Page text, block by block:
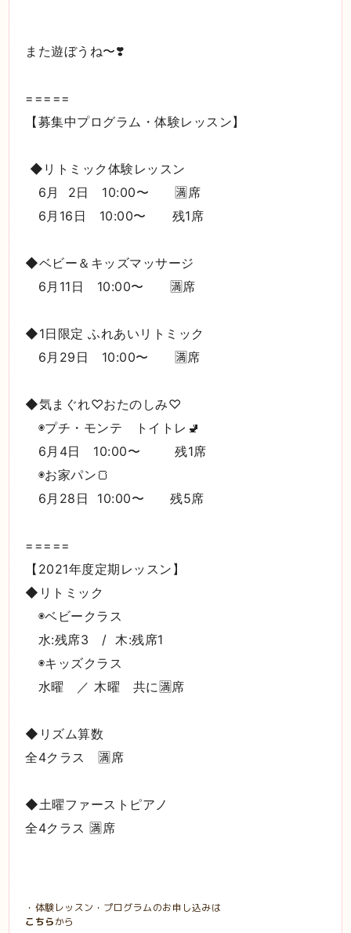
また遊ぼうね〜❣️
=====
【募集中プログラム・体験レッスン】
◆リトミック体験レッスン
6月 2日 10:00〜 🈵席
6月16日 10:00〜 残1席
◆ベビー＆キッズマッサージ
6月11日 10:00〜 🈵席
◆1日限定 ふれあいリトミック
6月29日 10:00〜 🈵席
◆気まぐれ♡おたのしみ♡
◉プチ・モンテ トイトレ🚽
6月4日 10:00〜 残1席
◉お家パン🍞
6月28日 10:00〜 残5席
=====
【2021年度定期レッスン】
◆リトミック
◉ベビークラス
水:残席3 / 木:残席1
◉キッズクラス
水曜 ／ 木曜 共に🈵席
◆リズム算数
全4クラス 🈵席
◆土曜ファーストピアノ
全4クラス 🈵席
・体験レッスン・プログラムのお申し込みは
こちらから